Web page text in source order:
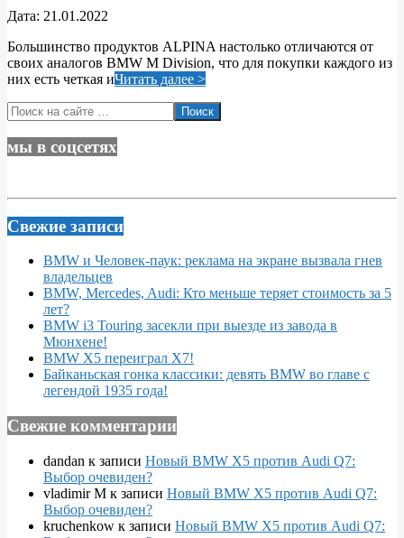
2022-
21
Дата: 21.01.2022
Большинство продуктов ALPINA настолько отличаются от
своих аналогов BMW M Division, что для покупки каждого из
них есть четкая иЧитать далее >
Поиск
мы в соцсетях
Свежие записи
BMW и Человек-паук: реклама на экране вызвала гнев
владельцев
BMW, Mercedes, Audi: Кто меньше теряет стоимость за 5
лет?
BMW i3 Touring засекли при выезде из завода в
Мюнхене!
BMW X5 переиграл X7!
Байканьская гонка классики: девять BMW во главе с
легендой 1935 года!
Свежие комментарии
dandan к записи Новый BMW X5 против Audi Q7:
Выбор очевиден?
vladimir M к записи Новый BMW X5 против Audi Q7:
Выбор очевиден?
kruchenkow к записи Новый BMW X5 против Audi Q7: